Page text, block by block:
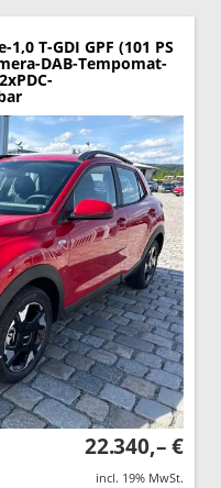
1,0 T-GDI GPF (101 PS
DAB-Tempomat-
22.340,– €
incl. 19% MwSt.